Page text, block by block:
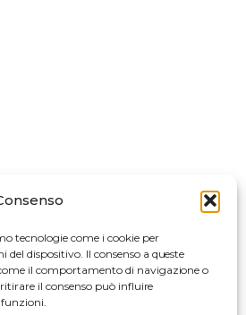
tecnologie come i cookie per
dispositivo. Il consenso a queste
il comportamento di navigazione o
il consenso può influire
Sito